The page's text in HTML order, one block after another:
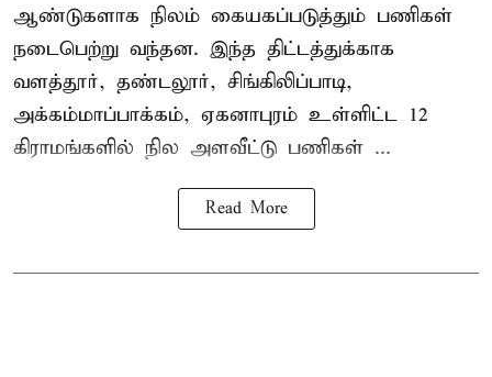
ஆண்டுகளாக நிலம் கையகப்படுத்தும் பணிகள்
நடைபெற்று வந்தன. இந்த திட்டத்துக்காக
வளத்தூர், தண்டலூர், சிங்கிலிப்பாடி,
அக்கம்மாப்பாக்கம், ஏகனாபுரம் உள்ளிட்ட 12
கிராமங்களில் நில அளவீட்டு பணிகள் ...
Read More